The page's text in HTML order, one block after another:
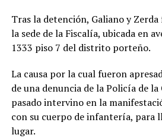
Tras la detención, Galiano y
la sede de la Fiscalía, ubicada en
1333 piso 7 del distrito porteño.
La causa por la cual fueron
de una denuncia de la Policía de la
pasado intervino en la
con su cuerpo de infantería, para
lugar.